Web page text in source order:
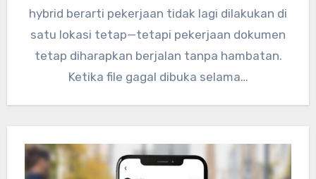
hybrid berarti pekerjaan tidak lagi dilakukan di
satu lokasi tetap—tetapi pekerjaan dokumen
tetap diharapkan berjalan tanpa hambatan.
Ketika file gagal dibuka selama…